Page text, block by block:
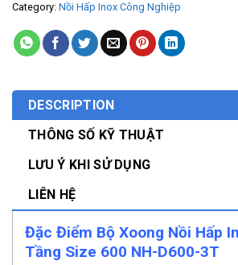
Category: Nồi Hấp Inox Công Nghiệp
DESCRIPTION
THÔNG SỐ KỸ THUẬT
LƯU Ý KHI SỬ DỤNG
LIÊN HỆ
Đặc Điểm Bộ Xoong Nồi Hấp
Tầng Size 600 NH-D600-3T